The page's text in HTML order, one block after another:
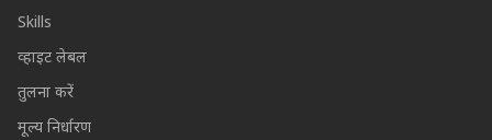
Skills
व्हाइट लेबल
तुलना करें
मूल्य निर्धारण